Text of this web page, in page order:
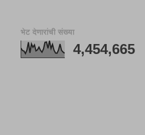
भेट देणारांची संख्या
4,454,665